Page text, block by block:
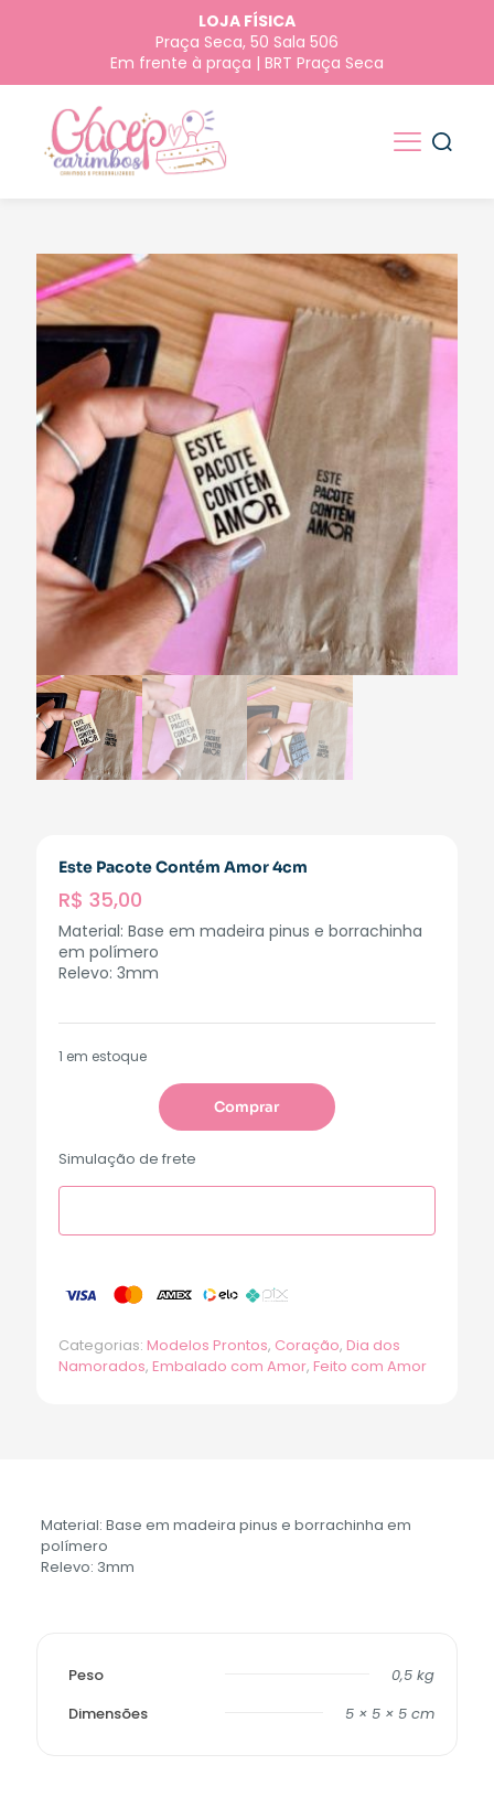
LOJA FÍSICA
Praça Seca, 50 Sala 506
Em frente à praça | BRT Praça Seca
Este Pacote Contém Amor 4cm
R$ 35,00
Material: Base em madeira pinus e borrachinha
em polímero
Relevo: 3mm
1 em estoque
Comprar
Simulação de frete
Categorias: Modelos Prontos, Coração, Dia dos
Namorados, Embalado com Amor, Feito com Amor
Material: Base em madeira pinus e borrachinha em
polímero
Relevo: 3mm
Peso
0,5 kg
Dimensões
5 × 5 × 5 cm